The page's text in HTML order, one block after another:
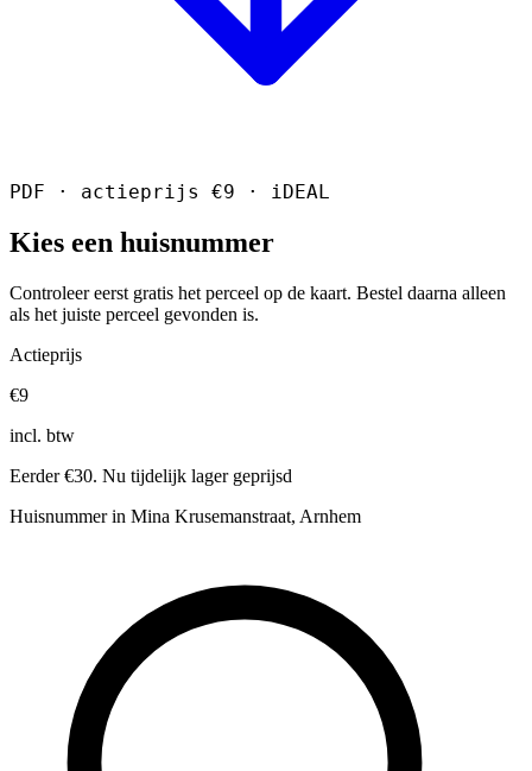
PDF · actieprijs €9 · iDEAL
Kies een huisnummer
Controleer eerst gratis het perceel op de kaart. Bestel daarna alleen
als het juiste perceel gevonden is.
Actieprijs
€9
incl. btw
Eerder €30. Nu tijdelijk lager geprijsd
Huisnummer in Mina Krusemanstraat, Arnhem